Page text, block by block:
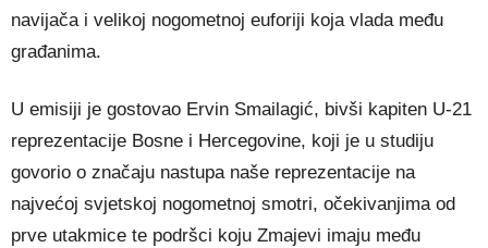
navijača i velikoj nogometnoj euforiji koja vlada među
građanima.
U emisiji je gostovao Ervin Smailagić, bivši kapiten U-21
reprezentacije Bosne i Hercegovine, koji je u studiju
govorio o značaju nastupa naše reprezentacije na
najvećoj svjetskoj nogometnoj smotri, očekivanjima od
prve utakmice te podršci koju Zmajevi imaju među